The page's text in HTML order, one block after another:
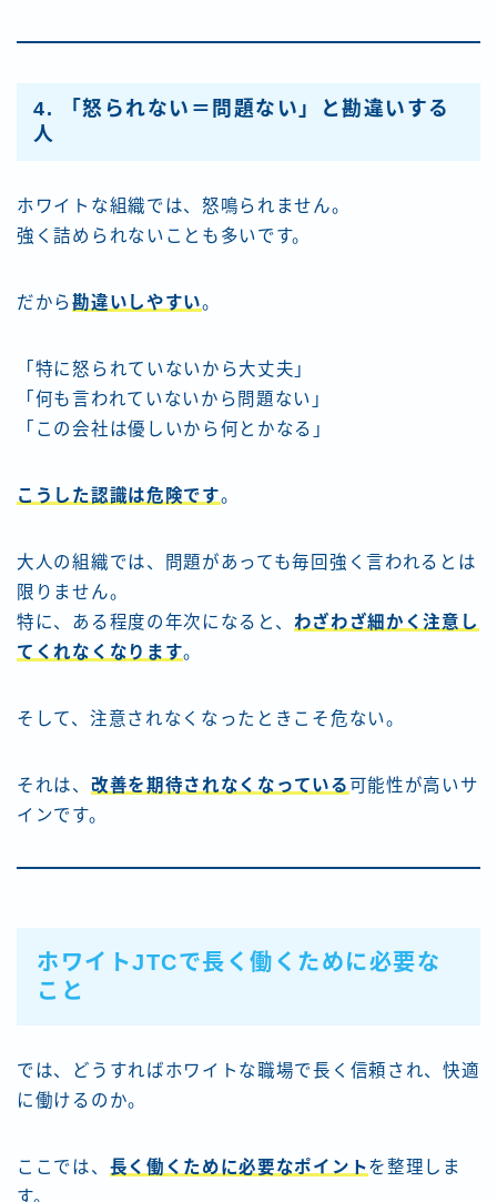
4. 「怒られない＝問題ない」と勘違いする
人
ホワイトな組織では、怒鳴られません。
強く詰められないことも多いです。
だから勘違いしやすい。
「特に怒られていないから大丈夫」
「何も言われていないから問題ない」
「この会社は優しいから何とかなる」
こうした認識は危険です。
大人の組織では、問題があっても毎回強く言われるとは
限りません。
特に、ある程度の年次になると、 わざわざ細かく注意し
てくれなくなります。
そして、注意されなくなったときこそ危ない。
それは、 改善を期待されなくなっている可能性が高いサ
インです。
ホワイトJTCで長く働くために必要な
こと
では、どうすればホワイトな職場で長く信頼され、快適
に働けるのか。
ここでは、 長く働くために必要なポイントを整理しま
す。